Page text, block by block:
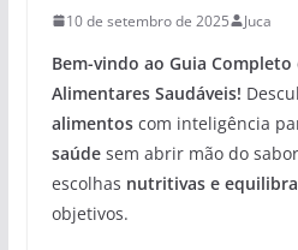
10 de setembro de 2025 Juca
Bem-vindo ao Guia
Alimentares Saudáveis!
alimentoscom inteligência
saúdesem abrir mão do
escolhas nutritivas e
objetivos.